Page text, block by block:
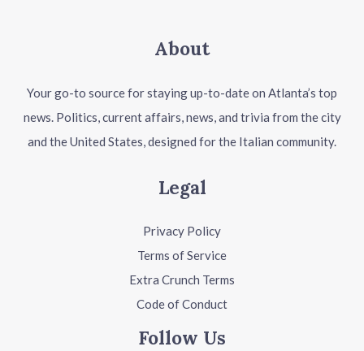
About
Your go-to source for staying up-to-date on Atlanta’s top
news. Politics, current affairs, news, and trivia from the city
and the United States, designed for the Italian community.
Legal
Privacy Policy
Terms of Service
Extra Crunch Terms
Code of Conduct
Follow Us